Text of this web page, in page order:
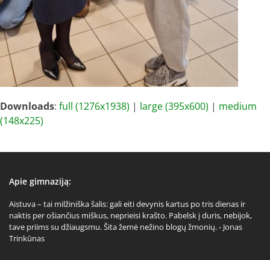
Downloads: full (1276x1938) | large (395x600) | medium
(148x225)
Apie gimnaziją:
Aistuva – tai milžiniška šalis: gali eiti devynis kartus po tris dienas ir
naktis per ošiančius miškus, neprieisi krašto. Pabelsk į duris, nebijok,
tave priims su džiaugsmu. Šita žemė nežino blogų žmonių. - Jonas
Trinkūnas